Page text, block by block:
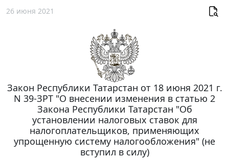
26 июня 2021
Закон Республики Татарстан от 18 июня 2021 г.
N 39-ЗРТ "О внесении изменения в статью 2
Закона Республики Татарстан "Об
установлении налоговых ставок для
налогоплательщиков, применяющих
упрощенную систему налогообложения" (не
вступил в силу)